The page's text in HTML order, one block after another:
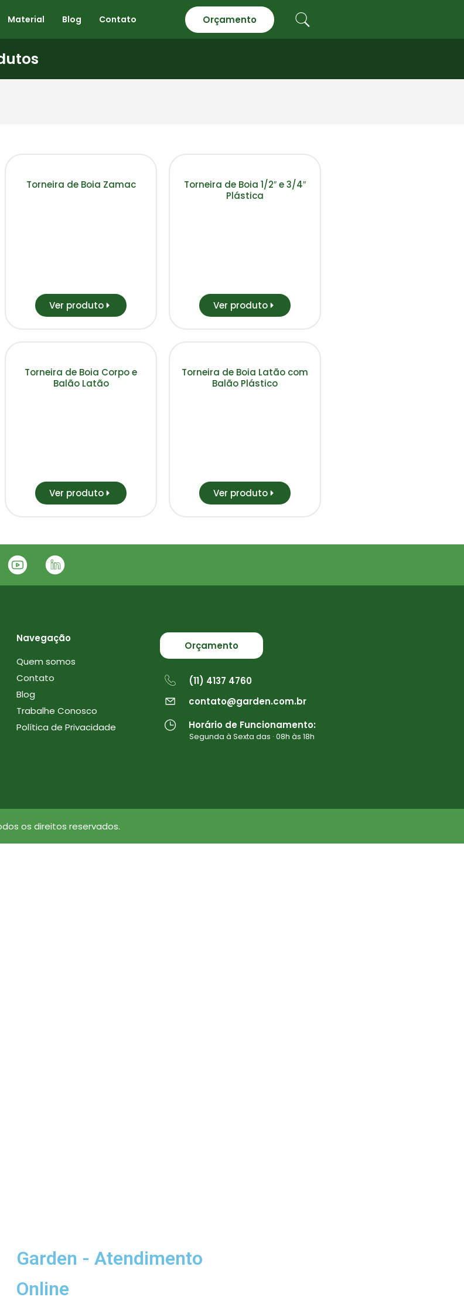
Material Blog Contato Orçamento
Torneira de Boia Zamac
Ver produto
Torneira de Boia 1/2″ e 3/4″
Plástica
Ver produto
Torneira de Boia Corpo e
Balão Latão
Ver produto
Torneira de Boia Latão com
Balão Plástico
Ver produto
Navegação
Quem somos
Contato
Blog
Trabalhe Conosco
Política de Privacidade
Orçamento
(11) 4137 4760
contato@garden.com.br
Horário de Funcionamento:
Segunda à Sexta das · 08h às 18h
os direitos reservados.
Garden - Atendimento
Online